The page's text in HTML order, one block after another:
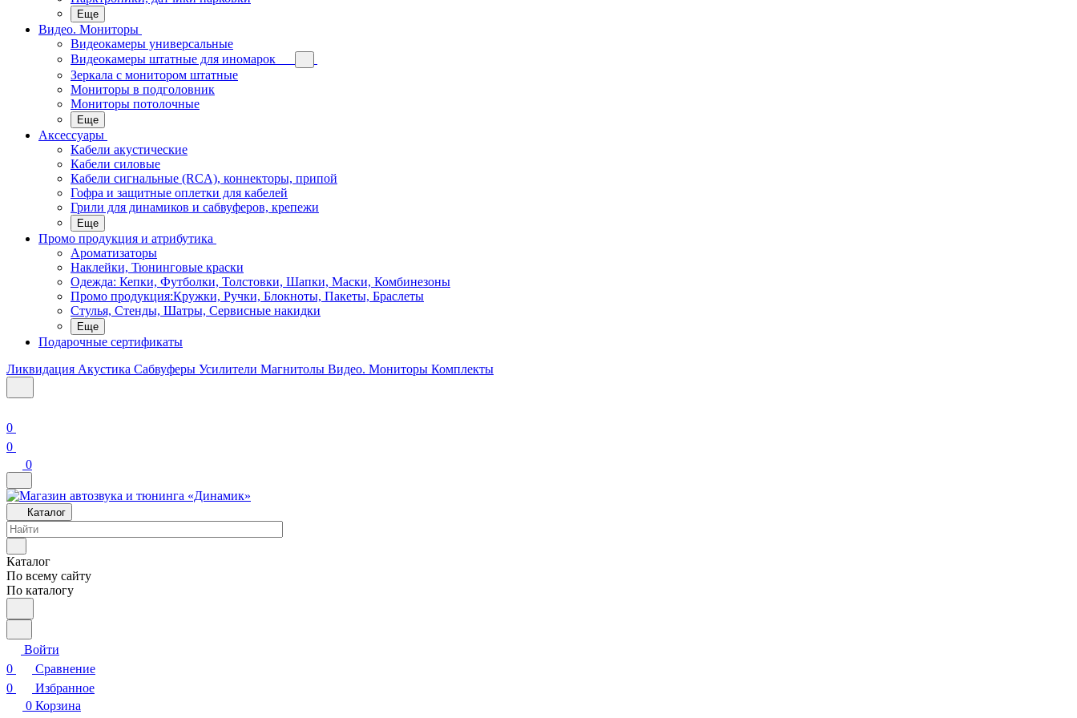
Еще
Видео. Мониторы
Видеокамеры универсальные
Видеокамеры штатные для иномарок
Зеркала с монитором штатные
Мониторы в подголовник
Мониторы потолочные
Еще
Аксессуары
Кабели акустические
Кабели силовые
Кабели сигнальные (RCA), коннекторы, припой
Гофра и защитные оплетки для кабелей
Грили для динамиков и сабвуферов, крепежи
Еще
Промо продукция и атрибутика
Ароматизаторы
Наклейки, Тюнинговые краски
Одежда: Кепки, Футболки, Толстовки, Шапки, Маски, Комбинезоны
Промо продукция:Кружки, Ручки, Блокноты, Пакеты, Браслеты
Стулья, Стенды, Шатры, Сервисные накидки
Еще
Подарочные сертификаты
Ликвидация Акустика Сабвуферы Усилители Магнитолы Видео. Мониторы Комплекты
0
0
0
Каталог
Каталог
По всему сайту
По каталогу
Войти
0
Сравнение
0
Избранное
0 Корзина